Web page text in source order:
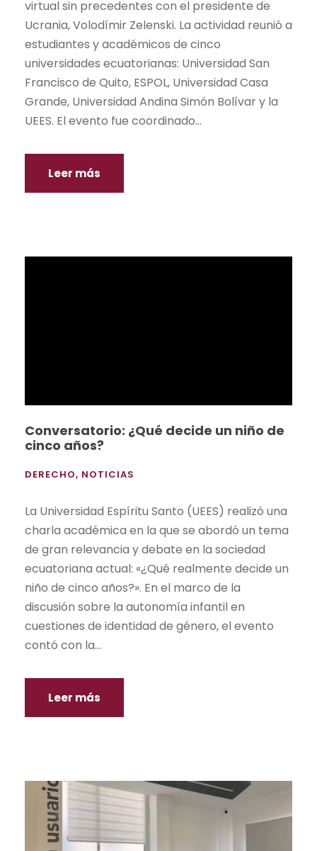
virtual sin precedentes con el presidente de
Ucrania, Volodímir Zelenski. La actividad reunió a
estudiantes y académicos de cinco
universidades ecuatorianas: Universidad San
Francisco de Quito, ESPOL, Universidad Casa
Grande, Universidad Andina Simón Bolívar y la
UEES. El evento fue coordinado...
Leer más
Conversatorio: ¿Qué decide un niño de
cinco años?
DERECHO, NOTICIAS
La Universidad Espíritu Santo (UEES) realizó una
charla académica en la que se abordó un tema
de gran relevancia y debate en la sociedad
ecuatoriana actual: «¿Qué realmente decide un
niño de cinco años?». En el marco de la
discusión sobre la autonomía infantil en
cuestiones de identidad de género, el evento
contó con la...
Leer más